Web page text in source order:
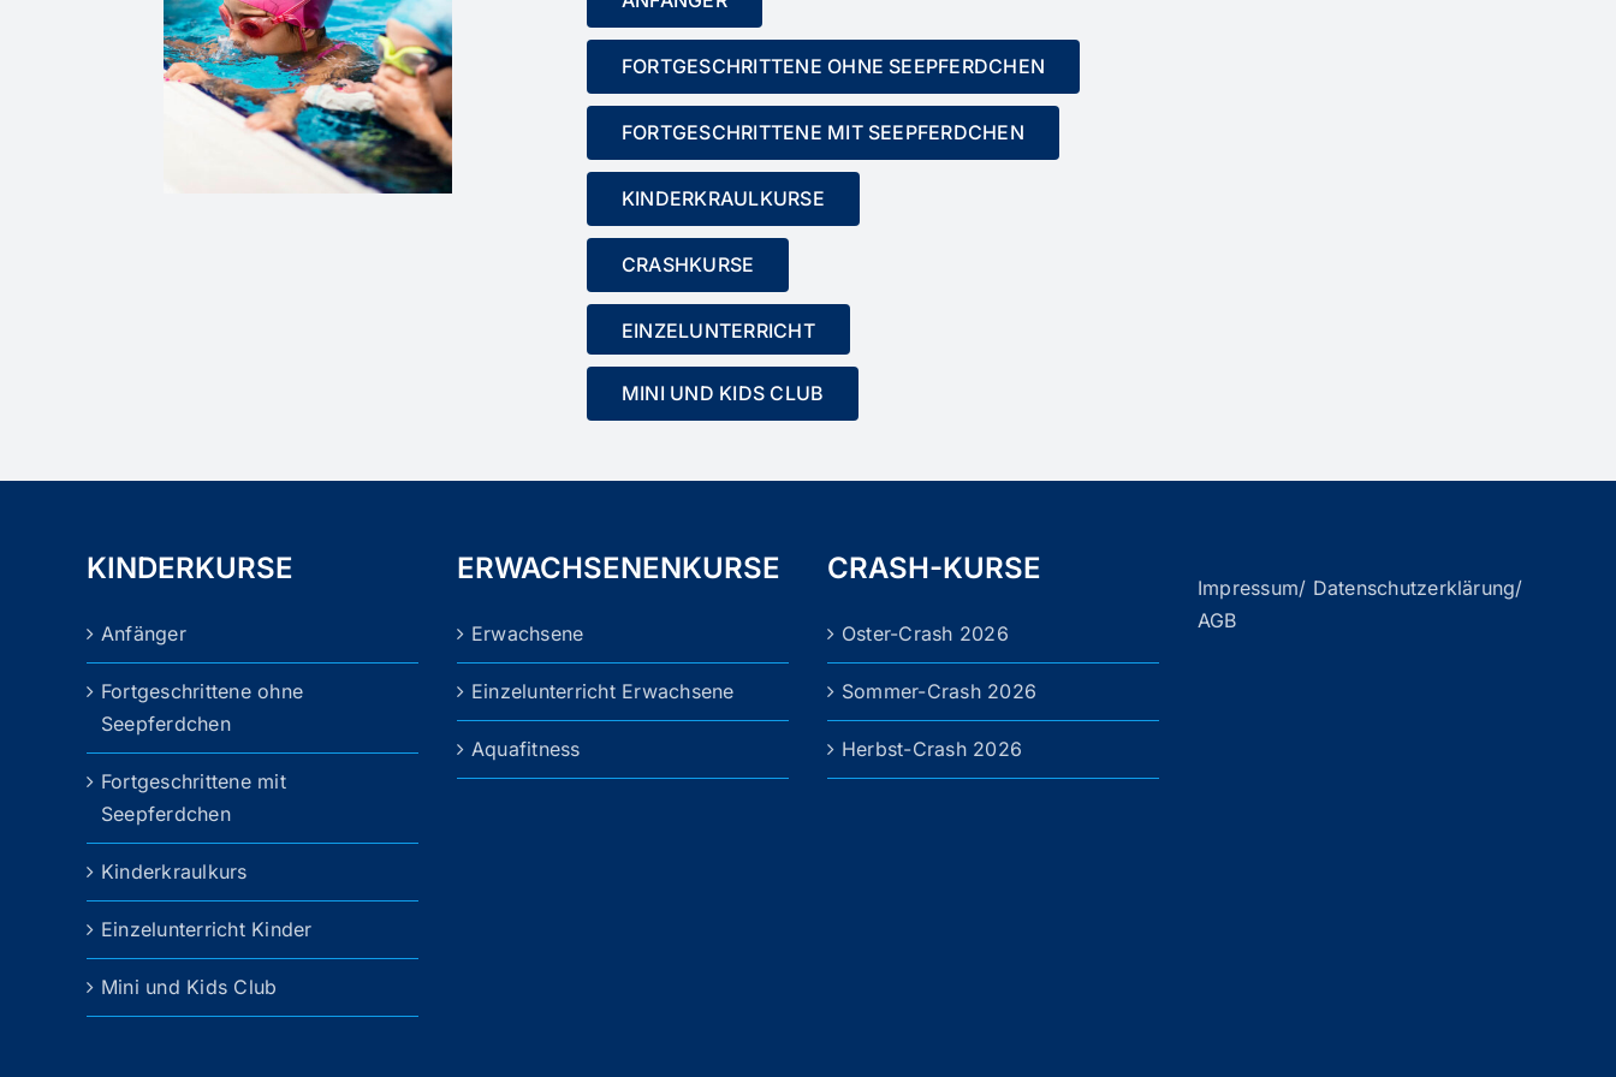
FORTGESCHRITTENE OHNE SEEPFERDCHEN
FORTGESCHRITTENE MIT SEEPFERDCHEN
KINDERKRAULKURSE
CRASHKURSE
EINZELUNTERRICHT
MINI UND KIDS CLUB
KINDERKURSE
Anfänger
Fortgeschrittene ohne
Seepferdchen
Fortgeschrittene mit
Seepferdchen
Kinderkraulkurs
Einzelunterricht Kinder
Mini und Kids Club
ERWACHSENENKURSE
Erwachsene
Einzelunterricht Erwachsene
Aquafitness
CRASH-KURSE
Oster-Crash 2026
Sommer-Crash 2026
Herbst-Crash 2026
Impressum/ Datenschutzerklärung/
AGB